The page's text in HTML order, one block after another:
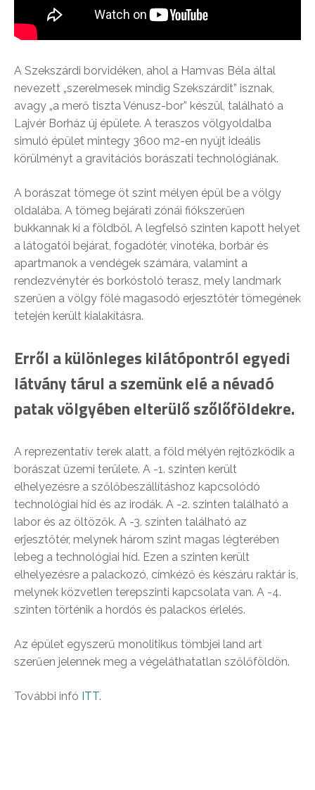
A Szekszárdi borvidéken, ahol a Hamvas Béla által
nevezett „szerelmesek mindig Szekszárdit” isznak,
avagy „a merő tiszta Vénusz-bor” készül, található a
Lajvér Borház új épülete. A teraszos völgyoldalba
simuló épület mintegy 3600 m2-en nyújt ideális
körülményt a gravitációs borászati technológiának.
A borászat tömege öt szint mélyen épül be a völgy
oldalába. A tömeg bejárati zónái fiókszerűen
bukkannak ki a földből. A legfelső szinten kapott helyet
a látogatói bejárat, fogadótér, vinotéka, borbár és
apartmanok a vendégek számára, valamint a
rendezvénytér és borkóstoló terasz, mely landmark
szerűen a völgy fölé magasodó erjesztőtér tömegének
tetején került kialakításra.
Erről a különleges kilátópontról egyedi
látvány tárul a szemünk elé a névadó
patak völgyében elterülő szőlőföldekre.
A reprezentatív terek alatt, a föld mélyén rejtőzködik a
borászat üzemi területe. A -1. szinten került
elhelyezésre a szőlőbeszállításhoz kapcsolódó
technológiai híd és az irodák. A -2. szinten található a
labor és az öltözők. A -3. szinten található az
erjesztőtér, melynek három szint magas légterében
lebeg a technológiai híd. Ezen a szinten került
elhelyezésre a palackozó, címkéző és készáru raktár is,
melynek közvetlen terepszinti kapcsolata van. A -4.
szinten történik a hordós és palackos érlelés.
Az épület egyszerű monolitikus tömbjei land art
szerűen jelennek meg a végeláthatatlan szőlőföldön.
További infó ITT.